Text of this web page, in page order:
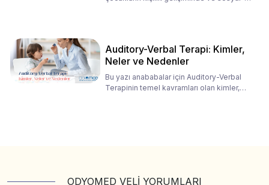
Auditory-Verbal Terapi: Kimler,
Neler ve Nedenler
Bu yazı anababalar için Auditory-Verbal
Terapinin temel kavramları olan kimler,
ODYOMED VELİ YORUMLARI